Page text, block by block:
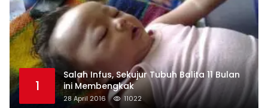
1
Salah Infus, Sekujur Tubuh Balita 11 Bulan
ini Membengkak
28 April 2016 11022